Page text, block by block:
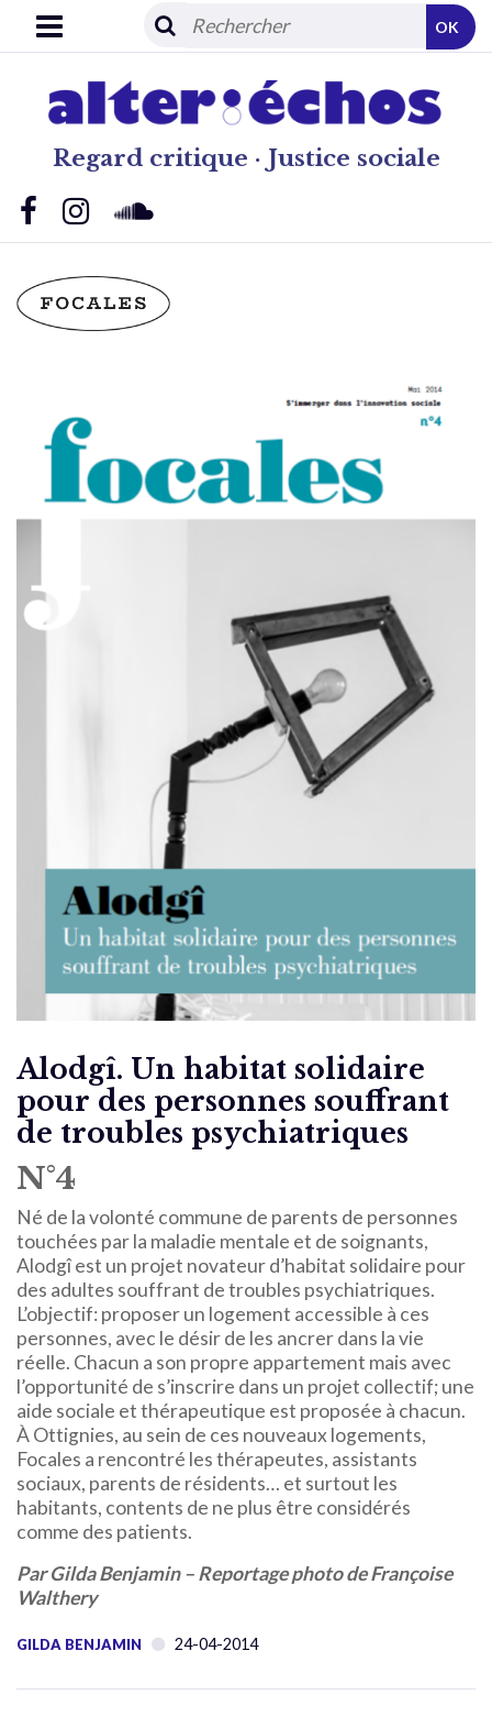
Regard critique · Justice sociale
OK
Alodgî. Un habitat solidaire
pour des personnes souffrant
de troubles psychiatriques
N°4
Né de la volonté commune de parents de personnes
touchées par la maladie mentale et de soignants,
Alodgî est un projet novateur d’habitat solidaire pour
des adultes souffrant de troubles psychiatriques.
L’objectif: proposer un logement accessible à ces
personnes, avec le désir de les ancrer dans la vie
réelle. Chacun a son propre appartement mais avec
l’opportunité de s’inscrire dans un projet collectif; une
aide sociale et thérapeutique est proposée à chacun.
À Ottignies, au sein de ces nouveaux logements,
Focales a rencontré les thérapeutes, assistants
sociaux, parents de résidents… et surtout les
habitants, contents de ne plus être considérés
comme des patients.
Par Gilda Benjamin – Reportage photo de Françoise
Walthery
GILDA BENJAMIN 24-04-2014